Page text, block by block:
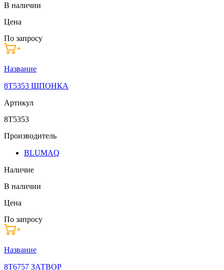
В наличии
Цена
По запросу
Название
8T5353 ШПОНКА
Артикул
8T5353
Производитель
BLUMAQ
Наличие
В наличии
Цена
По запросу
Название
8T6757 ЗАТВОР